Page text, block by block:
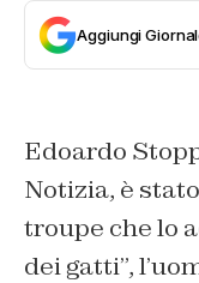
Aggiungi
Edoardo
Notizia, è
troupe che lo
dei gatti”,